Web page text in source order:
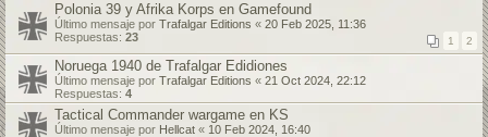
Polonia 39 y Afrika Korps en Gamefound
Último mensaje por Trafalgar Editions « 20 Feb 2025, 11:36
Respuestas: 23 1 2
Noruega 1940 de Trafalgar Edidiones
Último mensaje por Trafalgar Editions « 21 Oct 2024, 22:12
Respuestas: 4
Tactical Commander wargame en KS
Último mensaje por Hellcat « 10 Feb 2024, 16:40